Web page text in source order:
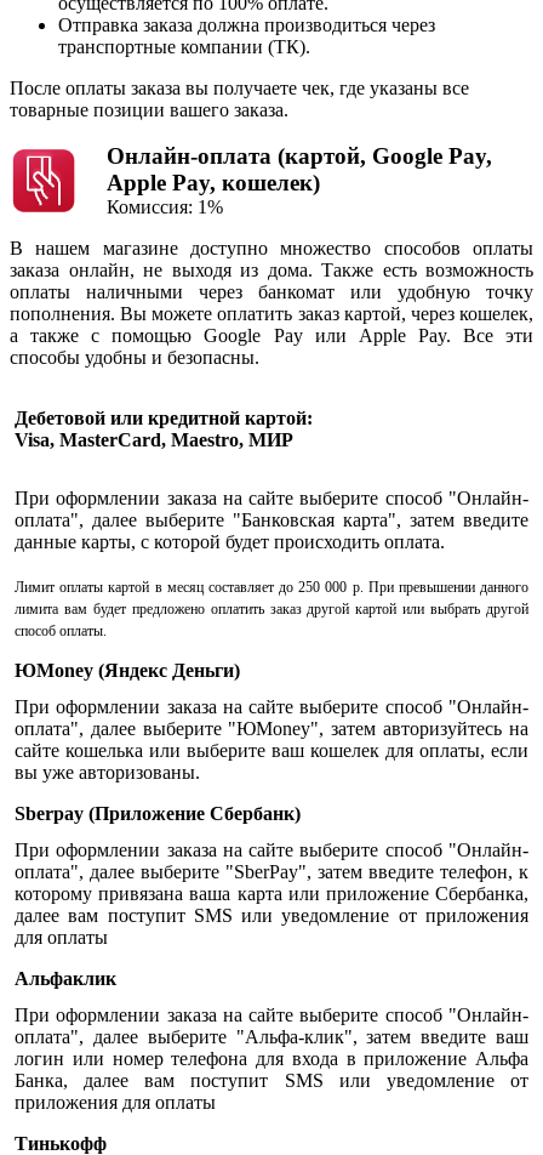
Отправка заказа должна производиться через
транспортные компании (ТК).
После оплаты заказа вы получаете чек, где указаны все
товарные позиции вашего заказа.
Онлайн-оплата (картой, Google Pay,
Apple Pay, кошелек)
Комиссия: 1%
В нашем магазине доступно множество способов оплаты
заказа онлайн, не выходя из дома. Также есть возможность
оплаты наличными через банкомат или удобную точку
пополнения. Вы можете оплатить заказ картой, через кошелек,
а также с помощью Google Pay или Apple Pay. Все эти
способы удобны и безопасны.
Дебетовой или кредитной картой:
Visa, MasterCard, Maestro, МИР
При оформлении заказа на сайте выберите способ "Онлайн-
оплата", далее выберите "Банковская карта", затем введите
данные карты, с которой будет происходить оплата.
Лимит оплаты картой в месяц составляет до 250 000 р. При превышении данного
лимита вам будет предложено оплатить заказ другой картой или выбрать другой
способ оплаты.
ЮMoney (Яндекс Деньги)
При оформлении заказа на сайте выберите способ "Онлайн-
оплата", далее выберите "ЮMoney", затем авторизуйтесь на
сайте кошелька или выберите ваш кошелек для оплаты, если
вы уже авторизованы.
Sberpay (Приложение Сбербанк)
При оформлении заказа на сайте выберите способ "Онлайн-
оплата", далее выберите "SberPay", затем введите телефон, к
которому привязана ваша карта или приложение Сбербанка,
далее вам поступит SMS или уведомление от приложения
для оплаты
Альфаклик
При оформлении заказа на сайте выберите способ "Онлайн-
оплата", далее выберите "Альфа-клик", затем введите ваш
логин или номер телефона для входа в приложение Альфа
Банка, далее вам поступит SMS или уведомление от
приложения для оплаты
Тинькофф